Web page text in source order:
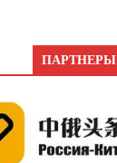
ПАРТНЕРЫ